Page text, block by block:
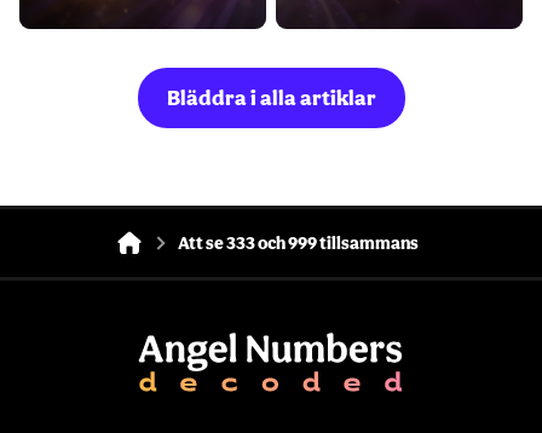
Bläddra i alla artiklar
Att se 333 och 999 tillsammans